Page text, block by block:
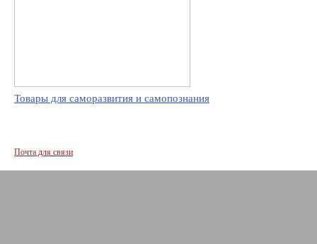
Товары для саморазвития и самопознания
Почта для связи